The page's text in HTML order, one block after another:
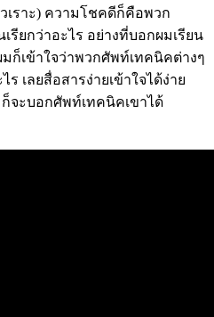
เราะ) ความโชคดีก็คือพวก
เรียกว่าอะไร อย่างที่บอกผมเรียน
ก็เข้าใจว่าพวกศัพท์เทคนิคต่างๆ
เลยสื่อสารง่ายเข้าใจได้ง่าย
จะบอกศัพท์เทคนิคเขาได้